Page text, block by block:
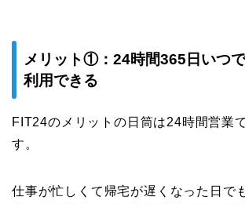
メリット①：24時間365日いつ
利用できる
FIT24のメリットの日筒は24時間営業
す。
仕事が忙しくて帰宅が遅くなった日で